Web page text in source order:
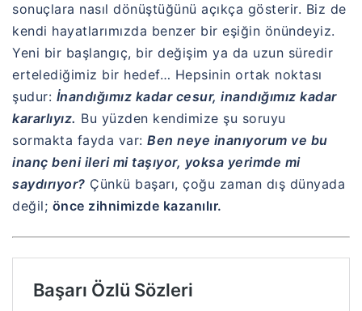
sonuçlara nasıl dönüştüğünü açıkça gösterir. Biz de
kendi hayatlarımızda benzer bir eşiğin önündeyiz.
Yeni bir başlangıç, bir değişim ya da uzun süredir
ertelediğimiz bir hedef… Hepsinin ortak noktası
şudur: İnandığımız kadar cesur, inandığımız kadar
kararlıyız. Bu yüzden kendimize şu soruyu
sormakta fayda var: Ben neye inanıyorum ve bu
inanç beni ileri mi taşıyor, yoksa yerimde mi
saydırıyor? Çünkü başarı, çoğu zaman dış dünyada
değil; önce zihnimizde kazanılır.